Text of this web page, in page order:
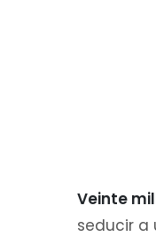
Veinte
seducir a